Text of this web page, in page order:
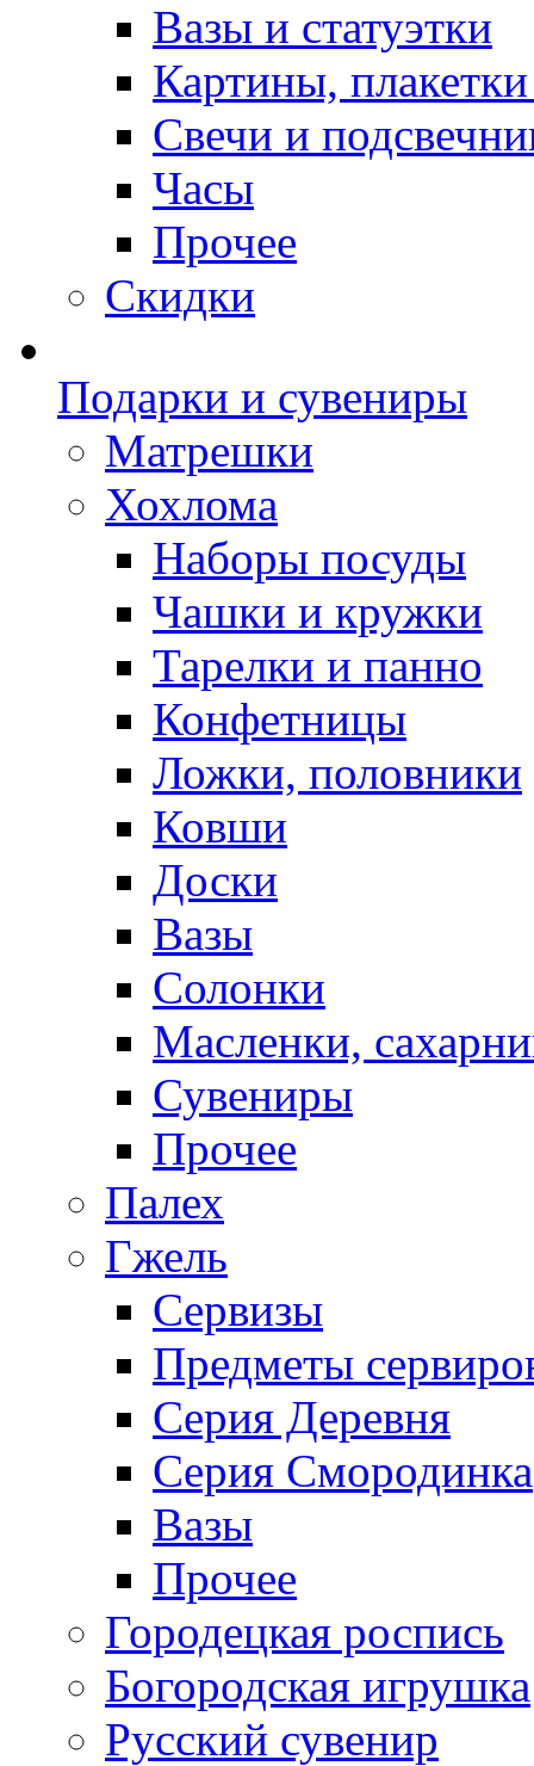
Вазы и статуэтки
Картины,
Свечи и
Часы
Прочее
Скидки
Подарки и сувениры
Матрешки
Хохлома
Наборы посуды
Чашки и кружки
Тарелки и панно
Конфетницы
Ложки, половники
Ковши
Доски
Вазы
Солонки
Масленки,
Сувениры
Прочее
Палех
Гжель
Сервизы
Предметы
Серия Деревня
Серия Смородинка
Вазы
Прочее
Городецкая роспись
Богородская игрушка
Русский сувенир